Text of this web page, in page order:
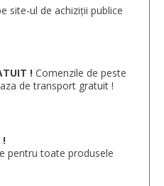
site-ul de achiziții publice
! Comenzile de peste
de transport gratuit !
!
pentru toate produsele